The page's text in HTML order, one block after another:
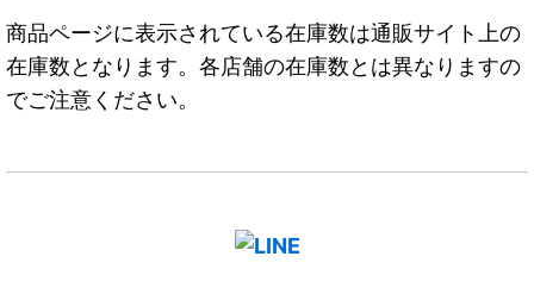
商品ページに表示されている在庫数は通販サイト上の
在庫数となります。各店舗の在庫数とは異なりますの
でご注意ください。